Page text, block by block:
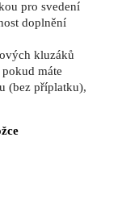
pro svedení
doplnění
kluzáků
pokud máte
(bez příplatku),